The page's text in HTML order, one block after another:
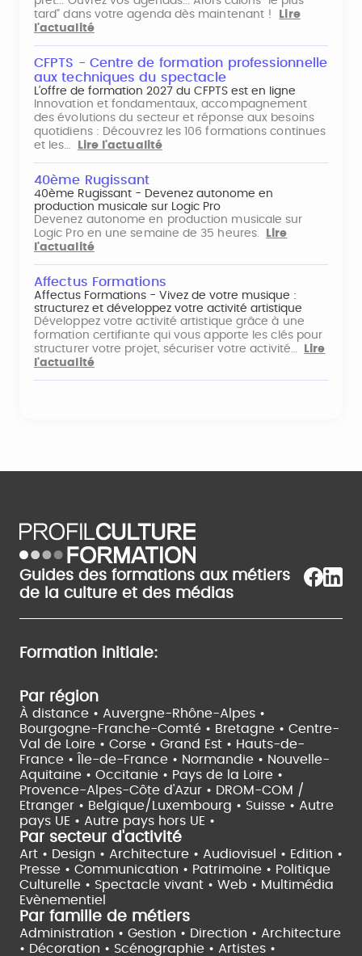
tard" dans votre agenda dès maintenant !
Lire
l'actualité
CFPTS - Centre de formation professionnelle
aux techniques du spectacle
L’offre de formation 2027 du CFPTS est en ligne
Innovation et fondamentaux, accompagnement
des évolutions du secteur et réponse aux besoins
quotidiens : Découvrez les 106 formations continues
et les…
Lire l'actualité
40ème Rugissant
40ème Rugissant - Devenez autonome en
production musicale sur Logic Pro
Devenez autonome en production musicale sur
Logic Pro en une semaine de 35 heures.
Lire
l'actualité
Affectus Formations
Affectus Formations - Vivez de votre musique :
structurez et développez votre activité artistique
Développez votre activité artistique grâce à une
formation certifiante qui vous apporte les clés pour
structurer votre projet, sécuriser votre activité…
Lire
l'actualité
Guides des formations aux métiers
de la culture et des médias
Formation initiale:
Par région
À distance • Auvergne-Rhône-Alpes •
Bourgogne-Franche-Comté • Bretagne • Centre-
Val de Loire • Corse • Grand Est • Hauts-de-
France •
Île-de-France • Normandie • Nouvelle-
Aquitaine • Occitanie • Pays de la Loire •
Provence-Alpes-Côte d'Azur • DROM-COM /
Etranger • Belgique/Luxembourg • Suisse • Autre
pays UE • Autre pays hors UE •
Par secteur d'activité
Art • Design • Architecture • Audiovisuel • Edition •
Presse • Communication • Patrimoine • Politique
Culturelle • Spectacle vivant • Web • Multimédia
Evènementiel
Par famille de métiers
Administration • Gestion • Direction • Architecture
• Décoration • Scénographie • Artistes •